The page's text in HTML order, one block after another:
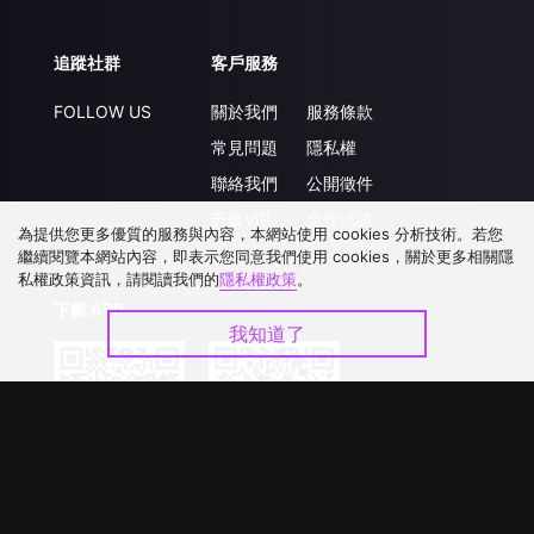
追蹤社群
FOLLOW US
客戶服務
關於我們
常見問題
聯絡我們
服務條款
隱私權
公開徵件
下載 APP
為提供您更多優質的服務與內容，本網站使用 cookies 分析技術。若您
繼續閱覽本網站內容，即表示您同意我們使用 cookies，關於更多相關隱
私權政策資訊，請閱讀我們的隱私權政策。
我知道了